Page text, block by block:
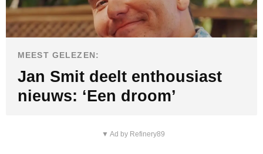
MEEST GELEZEN:
Jan Smit deelt enthousiast
nieuws: ‘Een droom’
▼ Ad by Refinery89